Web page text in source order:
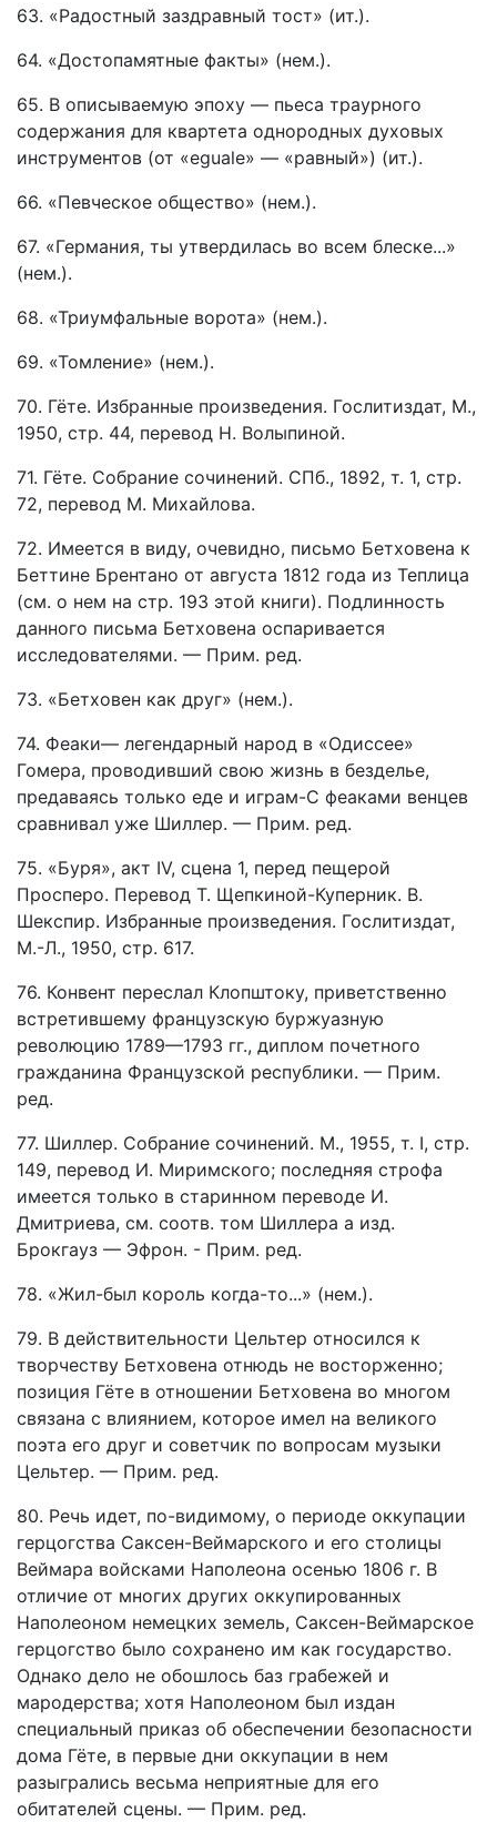
63. «Радостный заздравный тост» (ит.).
64. «Достопамятные факты» (нем.).
65. В описываемую эпоху — пьеса траурного
содержания для квартета однородных духовых
инструментов (от «eguale» — «равный») (ит.).
66. «Певческое общество» (нем.).
67. «Германия, ты утвердилась во всем блеске...»
(нем.).
68. «Триумфальные ворота» (нем.).
69. «Томление» (нем.).
70. Гёте. Избранные произведения. Гослитиздат, М.,
1950, стр. 44, перевод Н. Волыпиной.
71. Гёте. Собрание сочинений. СПб., 1892, т. 1, стр.
72, перевод М. Михайлова.
72. Имеется в виду, очевидно, письмо Бетховена к
Беттине Брентано от августа 1812 года из Теплица
(см. о нем на стр. 193 этой книги). Подлинность
данного письма Бетховена оспаривается
исследователями. — Прим. ред.
73. «Бетховен как друг» (нем.).
74. Феаки— легендарный народ в «Одиссее»
Гомера, проводивший свою жизнь в безделье,
предаваясь только еде и играм-С феаками венцев
сравнивал уже Шиллер. — Прим. ред.
75. «Буря», акт IV, сцена 1, перед пещерой
Просперо. Перевод Т. Щепкиной-Куперник. В.
Шекспир. Избранные произведения. Гослитиздат,
М.-Л., 1950, стр. 617.
76. Конвент переслал Клопштоку, приветственно
встретившему французскую буржуазную
революцию 1789—1793 гг., диплом почетного
гражданина Французской республики. — Прим.
ред.
77. Шиллер. Собрание сочинений. М., 1955, т. I, стр.
149, перевод И. Миримского; последняя строфа
имеется только в старинном переводе И.
Дмитриева, см. соотв. том Шиллера а изд.
Брокгауз — Эфрон. - Прим. ред.
78. «Жил-был король когда-то...» (нем.).
79. В действительности Цельтер относился к
творчеству Бетховена отнюдь не восторженно;
позиция Гёте в отношении Бетховена во многом
связана с влиянием, которое имел на великого
поэта его друг и советчик по вопросам музыки
Цельтер. — Прим. ред.
80. Речь идет, по-видимому, о периоде оккупации
герцогства Саксен-Веймарского и его столицы
Веймара войсками Наполеона осенью 1806 г. В
отличие от многих других оккупированных
Наполеоном немецких земель, Саксен-Веймарское
герцогство было сохранено им как государство.
Однако дело не обошлось баз грабежей и
мародерства; хотя Наполеоном был издан
специальный приказ об обеспечении безопасности
дома Гёте, в первые дни оккупации в нем
разыгрались весьма неприятные для его
обитателей сцены. — Прим. ред.